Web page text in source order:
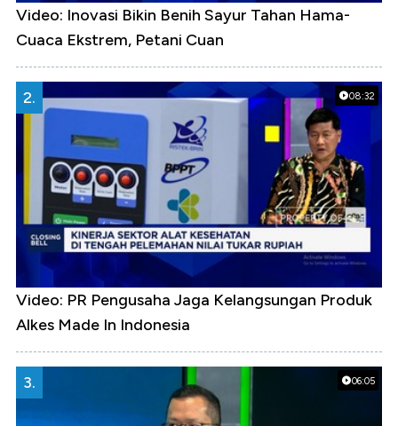
Video: Inovasi Bikin Benih Sayur Tahan Hama-
Cuaca Ekstrem, Petani Cuan
08:32
2.
Video: PR Pengusaha Jaga Kelangsungan Produk
Alkes Made In Indonesia
06:05
3.